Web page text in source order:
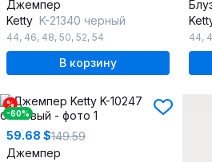
Джемпер
Ketty K-21340 черный
44, 46, 48, 50, 52, 54
В корзину
44,
%
-60%
59.68 $149.59
Джемпер